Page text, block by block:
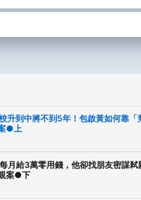
https://
https://bit.ly/
FB也有
https://bit.ly/
升到中將不到5年！包啟黃如何靠「
●上
月給3萬零用錢，他卻找朋友密謀
案●下